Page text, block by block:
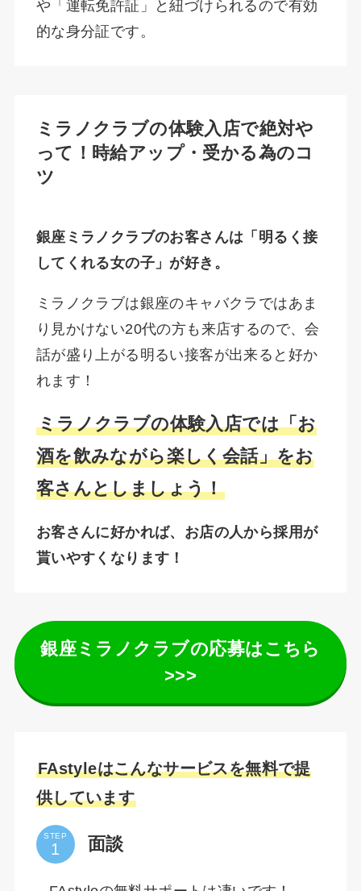
や「運転免許証」と紐づけられるので有効
的な身分証です。
ミラノクラブの体験入店で絶対や
って！時給アップ・受かる為のコ
ツ
銀座ミラノクラブのお客さんは「明るく接
してくれる女の子」が好き。
ミラノクラブは銀座のキャバクラではあま
り見かけない20代の方も来店するので、会
話が盛り上がる明るい接客が出来ると好か
れます！
ミラノクラブの体験入店では「お
酒を飲みながら楽しく会話」をお
客さんとしましょう！
お客さんに好かれば、お店の人から採用が
貰いやすくなります！
銀座ミラノクラブの応募はこちら
>>>
FAstyleはこんなサービスを無料で提
供しています
STEP 面談